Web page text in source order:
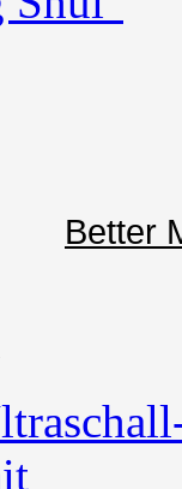
Better